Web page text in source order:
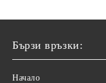
Бързи връзки:
Начало